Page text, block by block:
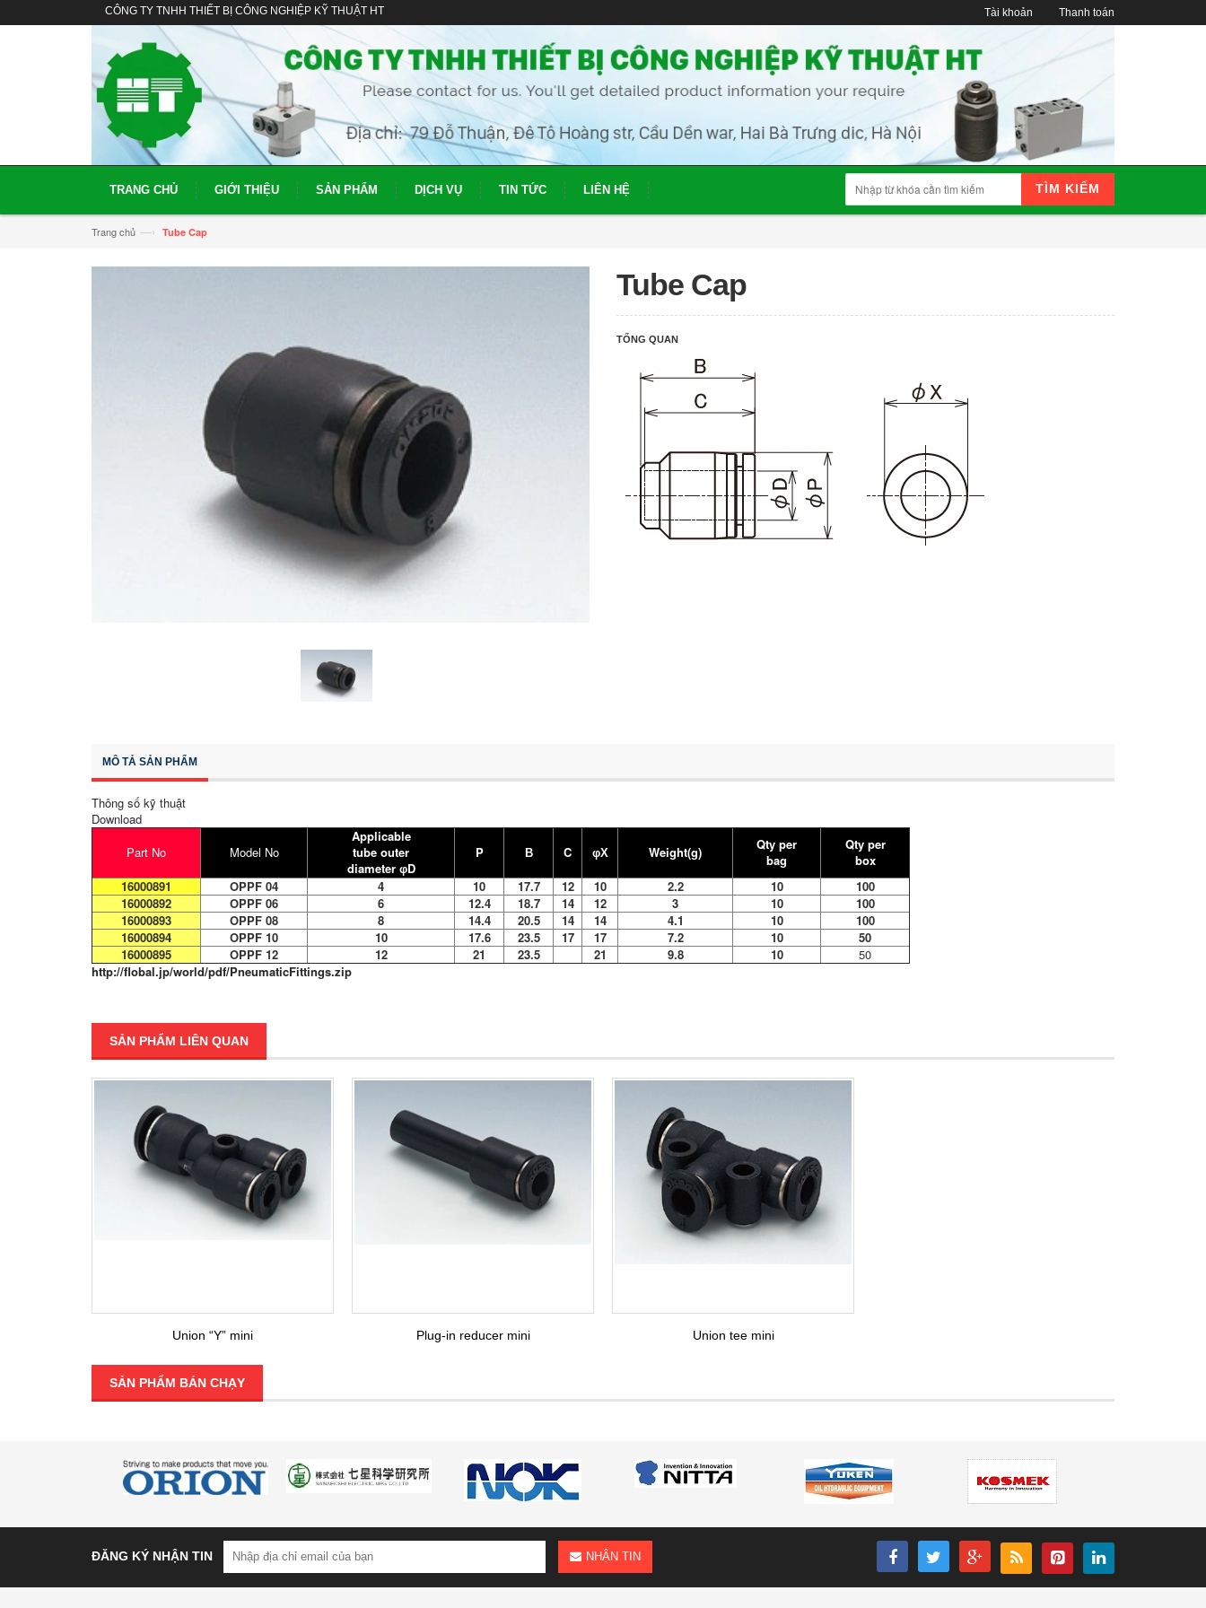
CÔNG TY TNHH THIẾT BỊ CÔNG NGHIỆP KỸ THUẬT HT Tài khoản Thanh toán
TRANG CHỦ GIỚI THIỆU SẢN PHẨM DỊCH VỤ TIN TỨC LIÊN HỆ TÌM KIẾM
Trang chủ —› Tube Cap
Tube Cap
TỔNG QUAN
MÔ TẢ SẢN PHẨM
Thông số kỹ thuật
Download
Part No
Model No
Applicable
tube outer
diameter φD
P B C φX Weight(g)
Qty per
bag
Qty per
box
16000891
OPPF 04 4 10 17.7 12 10 2.2 10
100
16000892
OPPF 06 6 12.4 18.7 14 12 3 10
100
16000893
OPPF 08 8 14.4 20.5 14 14 4.1 10
100
16000894
OPPF 10 10 17.6 23.5 17 17 7.2 10
50
16000895
OPPF 12 12 21 23.5 21 9.8 10
50
http://flobal.jp/world/pdf/PneumaticFittings.zip
SẢN PHẨM LIÊN QUAN
Union “Y” mini Plug-in reducer mini Union tee mini
SẢN PHẨM BÁN CHẠY
ĐĂNG KÝ NHẬN TIN NHẬN TIN